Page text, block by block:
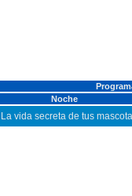
Noche
La vida secreta de tus